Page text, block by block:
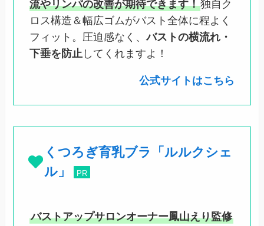
流やリンパの改善が期待できます！独自ク
ロス構造＆幅広ゴムがバスト全体に程よく
フィット。圧迫感なく、バストの横流れ・
下垂を防止 してくれますよ！
公式サイトはこちら
くつろぎ育乳ブラ「ルルクシェ
ル」
PR
バストアップサロンオーナー鳳山えり監修